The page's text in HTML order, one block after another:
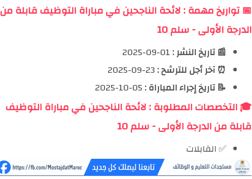
📅 تواريخ مهمة : لائحة الناجحين في مباراة التوظيف قابلة من
الدرجة الأولى - سلم 10
📰 تاريخ النشر :
⏰ آخر أجل للترشح :
📝 تاريخ إجراء المباراة :
🎓 التخصصات المطلوبة : لائحة الناجحين في مباراة التوظيف
قابلة من الدرجة الأولى - سلم 10
✅ القابلات